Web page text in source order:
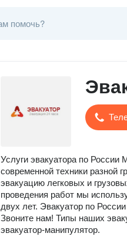
Услуги эвакуатора по
современной техники разной
эвакуацию легковых и
проведения работ мы
двух лет. Эвакуатор по
Звоните нам! Типы наших
эвакуатор-манипулятор.